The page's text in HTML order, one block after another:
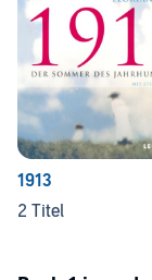
1913
2 Titel